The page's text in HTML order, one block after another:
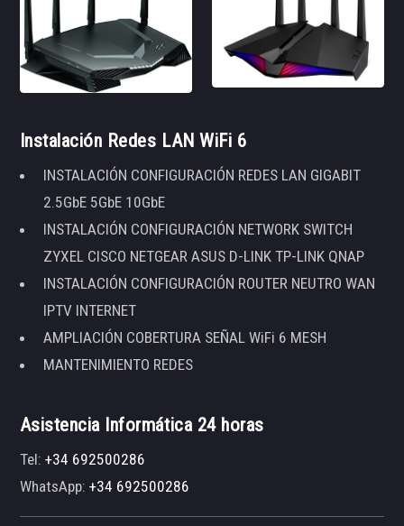
Instalación Redes LAN WiFi 6
INSTALACIÓN CONFIGURACIÓN REDES LAN GIGABIT
2.5GbE 5GbE 10GbE
INSTALACIÓN CONFIGURACIÓN NETWORK SWITCH
ZYXEL CISCO NETGEAR ASUS D-LINK TP-LINK QNAP
INSTALACIÓN CONFIGURACIÓN ROUTER NEUTRO WAN
IPTV INTERNET
AMPLIACIÓN COBERTURA SEÑAL WiFi 6 MESH
MANTENIMIENTO REDES
Asistencia Informática 24 horas
Tel:+34 692500286
WhatsApp:+34 692500286